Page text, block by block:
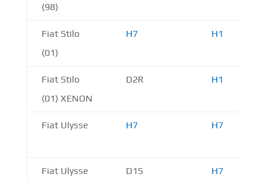
(98)
Fiat Stilo
(01)
H7 H1
Fiat Stilo
(01) XENON
D2R H1
Fiat Ulysse H7 H7
Fiat Ulysse
D1S H7